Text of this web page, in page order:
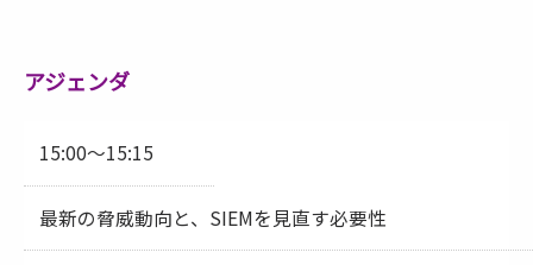
アジェンダ
15:00～15:15
最新の脅威動向と、SIEMを見直す必要性